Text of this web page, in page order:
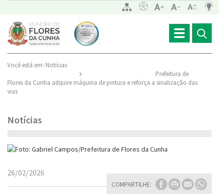
Toggle
navigation
Você está em: Notícias
Prefeitura de
Flores da Cunha adquire máquina de pintura e reforça a sinalização das
vias
Notícias
COMPARTILHE:
26/02/2026